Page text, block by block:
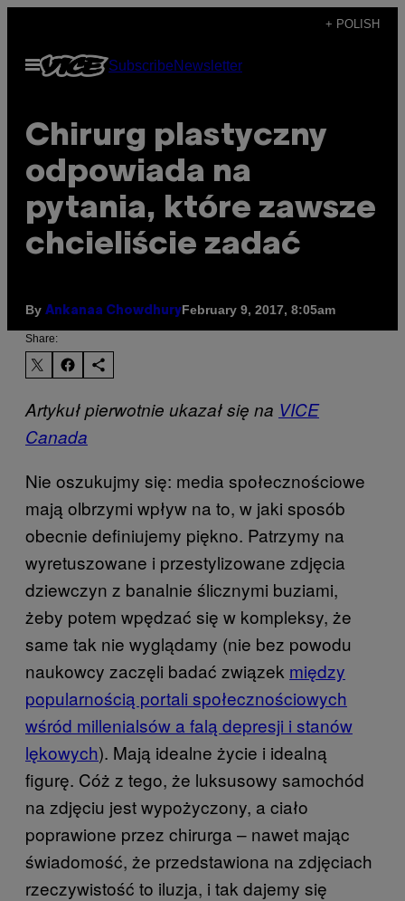
content
+ POLISH
Open
Menu
SubscribeNewsletter
Chirurg plastyczny
odpowiada na
pytania, które zawsze
chcieliście zadać
By Ankanaa Chowdhury​February 9, 2017, 8:05am
Share:
Artykuł pierwotnie ukazał się na VICE
Canada
Nie oszukujmy się: media społecznościowe
mają olbrzymi wpływ na to, w jaki sposób
obecnie definiujemy piękno. Patrzymy na
wyretuszowane i przestylizowane zdjęcia
dziewczyn z banalnie ślicznymi buziami,
żeby potem wpędzać się w kompleksy, że
same tak nie wyglądamy (nie bez powodu
naukowcy zaczęli badać związek między
popularnością portali społecznościowych
wśród millenialsów a falą depresji i stanów
lękowych). Mają idealne życie i idealną
figurę. Cóż z tego, że luksusowy samochód
na zdjęciu jest wypożyczony, a ciało
poprawione przez chirurga – nawet mając
świadomość, że przedstawiona na zdjęciach
rzeczywistość to iluzja, i tak dajemy się